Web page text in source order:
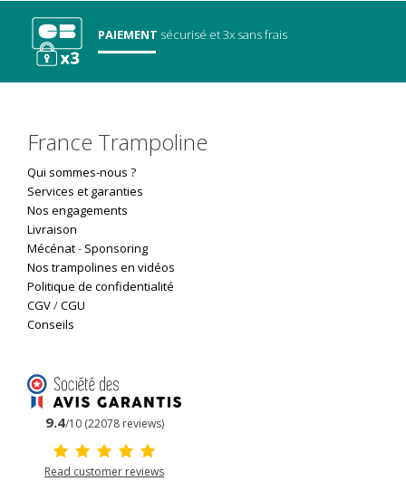
PAIEMENT sécurisé et 3x sans frais
France Trampoline
Qui sommes-nous ?
Services et garanties
Nos engagements
Livraison
Mécénat- Sponsoring
Nos trampolines en vidéos
Politique de confidentialité
CGV/CGU
Conseils
9.4/10 (22078 reviews)
Read customer reviews